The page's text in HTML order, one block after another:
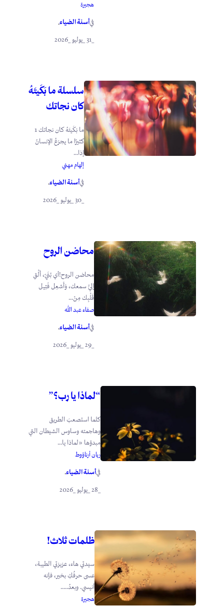
هجيرة
فيأسنة الضياء.
سلسلة ما بَكَيتَهُ
كان نجاتك
ما بَكَيتَهُ كان نجاتك 1
كثيرًا ما يجزعُ الإنسانُ
إذا...
إلهام مهني
فيأسنة الضياء.
محاضن الروح
محاضن الروح!أي بُنَيّ، أَلْقِ
إليَّ سمعك، وَأَشعِل فَتِيل
قَلْبِك مِنْ...
صفاء عبد الله
فيأسنة الضياء.
“لماذا يا رب؟”
كلما استصعبَ الطريق
وهاجمته وساوس الشيطان التي
مبدؤها «لماذا يا...
ريان أرناؤوط
فيأسنة الضياء.
ظلمات ثلاث!
سيدتي هاء، عزيزتي الطيبة،
عسى حرفُكِ بخير، فإنه
أنيسي. وبعدُ.....
هجيرة